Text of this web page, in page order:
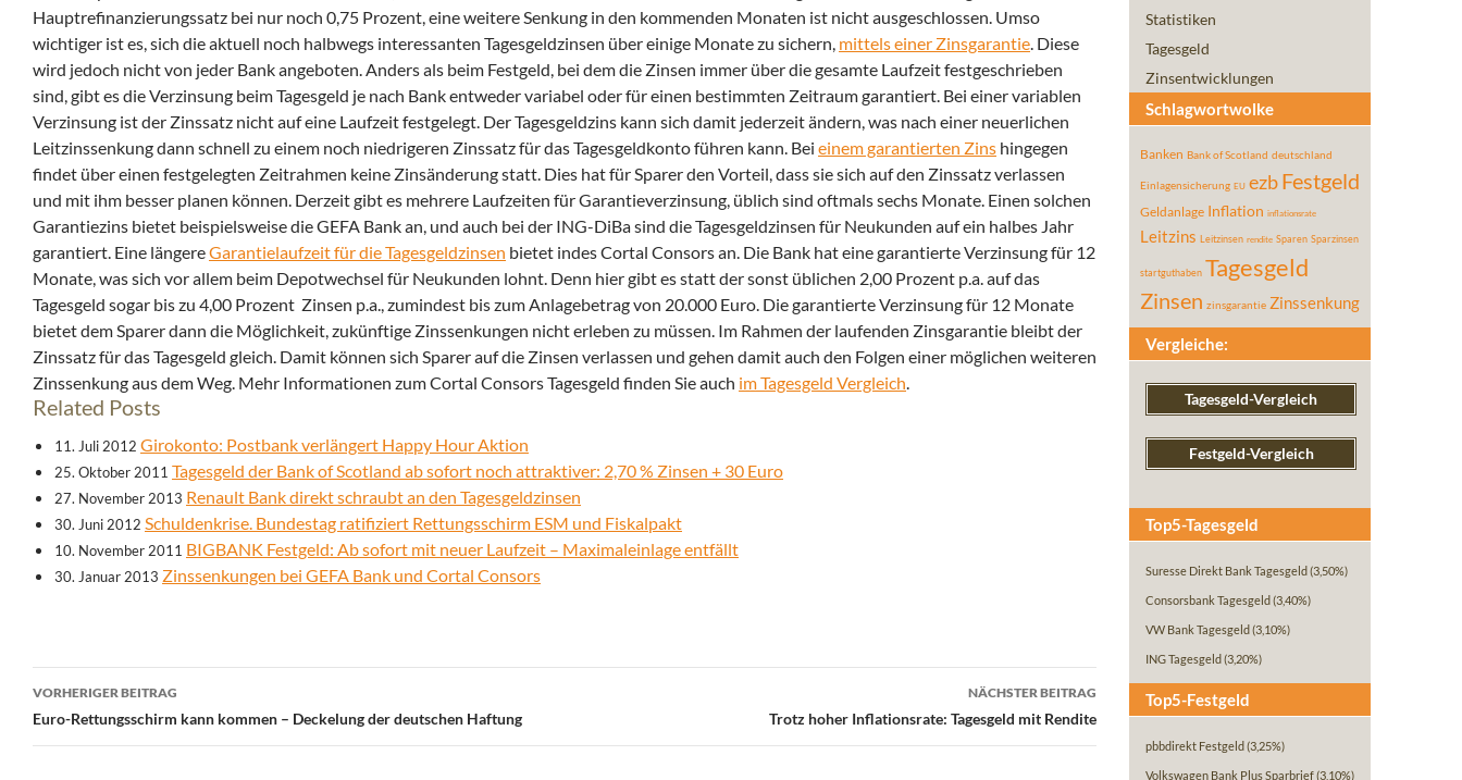
Hauptrefinanzierungssatz bei nur noch 0,75 Prozent, eine weitere Senkung in den kommenden Monaten ist nicht ausgeschlossen. Umso
wichtiger ist es, sich die aktuell noch halbwegs interessanten Tagesgeldzinsen über einige Monate zu sichern, mittels einer Zinsgarantie. Diese
wird jedoch nicht von jeder Bank angeboten. Anders als beim Festgeld, bei dem die Zinsen immer über die gesamte Laufzeit festgeschrieben
sind, gibt es die Verzinsung beim Tagesgeld je nach Bank entweder variabel oder für einen bestimmten Zeitraum garantiert. Bei einer variablen
Verzinsung ist der Zinssatz nicht auf eine Laufzeit festgelegt. Der Tagesgeldzins kann sich damit jederzeit ändern, was nach einer neuerlichen
Leitzinssenkung dann schnell zu einem noch niedrigeren Zinssatz für das Tagesgeldkonto führen kann. Bei einem garantierten Zins hingegen
findet über einen festgelegten Zeitrahmen keine Zinsänderung statt. Dies hat für Sparer den Vorteil, dass sie sich auf den Zinssatz verlassen
und mit ihm besser planen können. Derzeit gibt es mehrere Laufzeiten für Garantieverzinsung, üblich sind oftmals sechs Monate. Einen solchen
Garantiezins bietet beispielsweise die GEFA Bank an, und auch bei der ING-DiBa sind die Tagesgeldzinsen für Neukunden auf ein halbes Jahr
garantiert. Eine längereGarantielaufzeit für die Tagesgeldzinsen bietet indes Cortal Consors an. Die Bank hat eine garantierte Verzinsung für 12
Monate, was sich vor allem beim Depotwechsel für Neukunden lohnt. Denn hier gibt es statt der sonst üblichen 2,00 Prozent p.a. auf das
Tagesgeld sogar bis zu 4,00 Prozent Zinsen p.a., zumindest bis zum Anlagebetrag von 20.000 Euro. Die garantierte Verzinsung für 12 Monate
bietet dem Sparer dann die Möglichkeit, zukünftige Zinssenkungen nicht erleben zu müssen. Im Rahmen der laufenden Zinsgarantie bleibt der
Zinssatz für das Tagesgeld gleich. Damit können sich Sparer auf die Zinsen verlassen und gehen damit auch den Folgen einer möglichen weiteren
Zinssenkung aus dem Weg. Mehr Informationen zum Cortal Consors Tagesgeld finden Sie auch im Tagesgeld Vergleich.
Related Posts
11. Juli 2012 Girokonto: Postbank verlängert Happy Hour Aktion
25. Oktober 2011 Tagesgeld der Bank of Scotland ab sofort noch attraktiver: 2,70 % Zinsen + 30 Euro
27. November 2013 Renault Bank direkt schraubt an den Tagesgeldzinsen
30. Juni 2012 Schuldenkrise. Bundestag ratifiziert Rettungsschirm ESM und Fiskalpakt
10. November 2011 BIGBANK Festgeld: Ab sofort mit neuer Laufzeit – Maximaleinlage entfällt
30. Januar 2013 Zinssenkungen bei GEFA Bank und Cortal Consors
Beitrags-
Navigation
VORHERIGER BEITRAG
Euro-Rettungsschirm kann kommen – Deckelung der deutschen Haftung
NÄCHSTER BEITRAG
Trotz hoher Inflationsrate: Tagesgeld mit Rendite
Statistiken
Tagesgeld
Zinsentwicklungen
Schlagwortwolke
Banken Bank of Scotland deutschland
Einlagensicherung EU ezbFestgeld
Geldanlage Inflation inflationsrate
Leitzins Leitzinsen rendite Sparen Sparzinsen
startguthaben Tagesgeld
Zinsen zinsgarantie Zinssenkung
Vergleiche:
Tagesgeld-Vergleich
Festgeld-Vergleich
Top5-Tagesgeld
Suresse Direkt Bank Tagesgeld (3,50%)
Consorsbank Tagesgeld (3,40%)
VW Bank Tagesgeld (3,10%)
ING Tagesgeld (3,20%)
Top5-Festgeld
pbbdirekt Festgeld (3,25%)
Volkswagen Bank Plus Sparbrief(3,10%)